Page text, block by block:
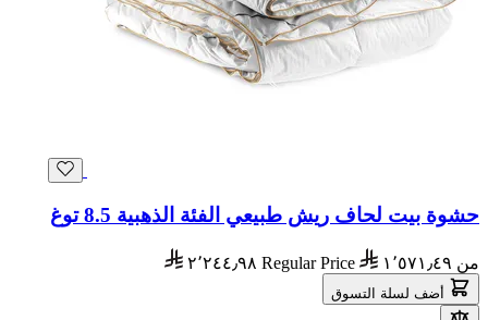
حشوة بيت لحاف ريش طبيعي الفئة الذهبية 8.5 توغ
من ١٬٥٧١٫٤٩ Regular Price ٢٬٢٤٤٫٩٨
أضف لسلة التسوق